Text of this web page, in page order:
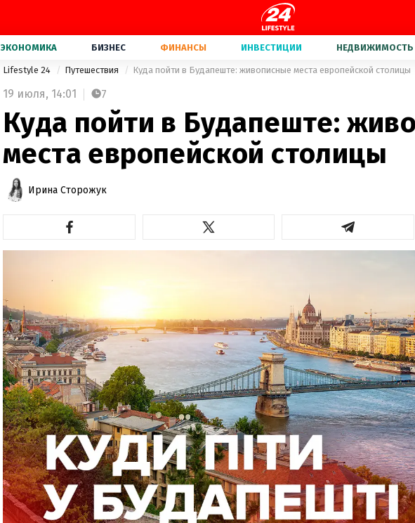
ЭКОНОМИКА БИЗНЕС ФИНАНСЫ ИНВЕСТИЦИИ НЕДВИЖИМОСТЬ
Lifestyle 24 Путешествия Куда пойти в Будапеште: живописные места европейской столицы
19 июля, 14:01 7
Куда пойти в Будапеште:
места европейской столицы
Ирина Сторожук